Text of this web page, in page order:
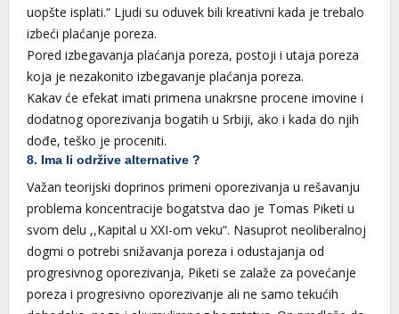
uopšte isplati.“ Ljudi su oduvek bili kreativni kada je trebalo
izbeći plaćanje poreza.
Pored izbegavanja plaćanja poreza, postoji i utaja poreza
koja je nezakonito izbegavanje plaćanja poreza.
Kakav će efekat imati primena unakrsne procene imovine i
dodatnog oporezivanja bogatih u Srbiji, ako i kada do njih
dođe, teško je proceniti.
8. Ima li održive alternative ?
Važan teorijski doprinos primeni oporezivanja u rešavanju
problema koncentracije bogatstva dao je Tomas Piketi u
svom delu ,,Kapital u XXI-om veku“. Nasuprot neoliberalnoj
dogmi o potrebi snižavanja poreza i odustajanja od
progresivnog oporezivanja, Piketi se zalaže za povećanje
poreza i progresivno oporezivanje ali ne samo tekućih